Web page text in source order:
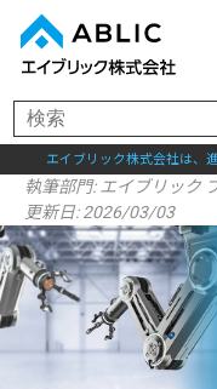
エイブリック株式会社は、
執筆部門:エイブリック
更新日: 2026/03/03